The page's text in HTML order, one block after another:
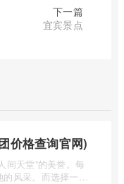
下一篇
宜宾景点
价格查询官网)
间天堂”的美誉。每
风采。而选择一个